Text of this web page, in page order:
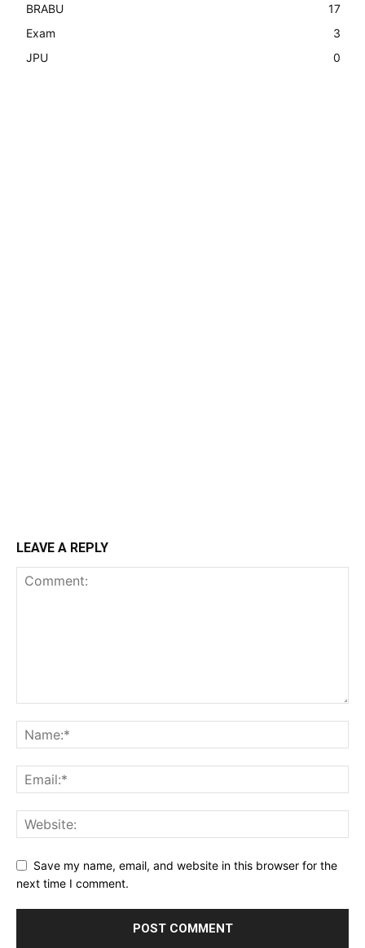
BRABU
17
Exam
3
JPU
0
LEAVE A REPLY
Save my name, email, and website in this browser for the
next time I comment.